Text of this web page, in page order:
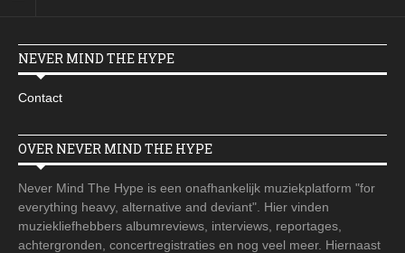
NEVER MIND THE HYPE
Contact
OVER NEVER MIND THE HYPE
Never Mind The Hype is een onafhankelijk muziekplatform "for
everything heavy, alternative and deviant". Hier vinden
muziekliefhebbers albumreviews, interviews, reportages,
achtergronden, concertregistraties en nog veel meer. Hiernaast